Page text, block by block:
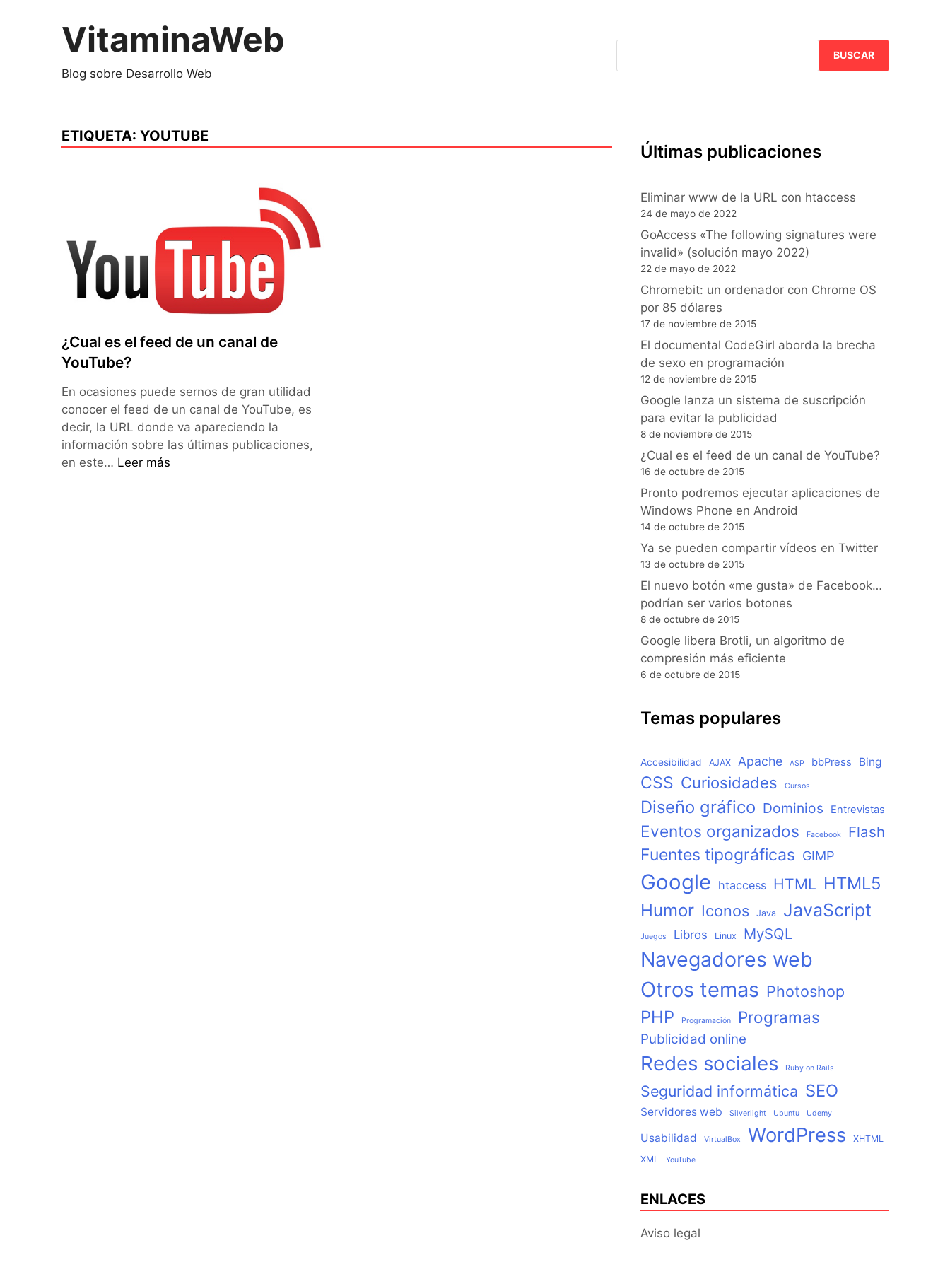
VitaminaWeb
Blog sobre Desarrollo Web
BUSCAR
ETIQUETA: YOUTUBE
¿Cual es el feed de un canal de
YouTube?
En ocasiones puede sernos de gran utilidad
conocer el feed de un canal de YouTube, es
decir, la URL donde va apareciendo la
información sobre las últimas publicaciones,
en este… ¿Cual
Leer más
Últimas publicaciones
Eliminar www de la URL con htaccess
24 de mayo de 2022
GoAccess «The following signatures were
invalid» (solución mayo 2022)
22 de mayo de 2022
Chromebit: un ordenador con Chrome OS
por 85 dólares
17 de noviembre de 2015
El documental CodeGirl aborda la brecha
de sexo en programación
12 de noviembre de 2015
Google lanza un sistema de suscripción
para evitar la publicidad
8 de noviembre de 2015
¿Cual es el feed de un canal de YouTube?
16 de octubre de 2015
Pronto podremos ejecutar aplicaciones de
Windows Phone en Android
14 de octubre de 2015
Ya se pueden compartir vídeos en Twitter
13 de octubre de 2015
El nuevo botón «me gusta» de Facebook…
podrían ser varios botones
8 de octubre de 2015
Google libera Brotli, un algoritmo de
compresión más eficiente
6 de octubre de 2015
Temas populares
Accesibilidad AJAX Apache ASP bbPress Bing
CSS Curiosidades Cursos
Diseño gráfico Dominios Entrevistas
Eventos organizados Facebook Flash
Fuentes tipográficas GIMP
Google htaccess HTML HTML5
Humor Iconos Java JavaScript
Juegos Libros Linux MySQL
Navegadores web
Otros temas Photoshop
PHP Programación Programas
Publicidad online
Redes sociales Ruby on Rails
Seguridad informática SEO
Servidores web Silverlight Ubuntu Udemy
Usabilidad VirtualBox WordPress
XHTML
XML
YouTube
ENLACES
Aviso legal